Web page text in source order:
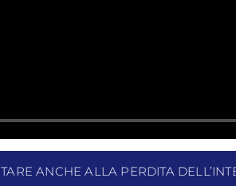
ANCHE ALLA PERDITA